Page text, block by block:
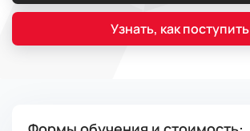
Узнать, как поступить